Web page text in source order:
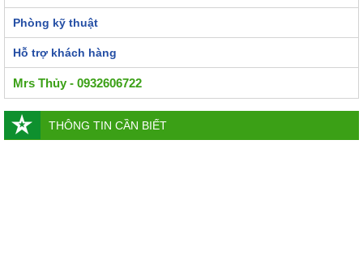
Phòng kỹ thuật
Hỗ trợ khách hàng
Mrs Thủy - 0932606722
THÔNG TIN CẦN BIẾT